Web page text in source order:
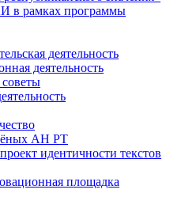
рамках программы
деятельность
деятельность
АН РТ
идентичности текстов
площадка